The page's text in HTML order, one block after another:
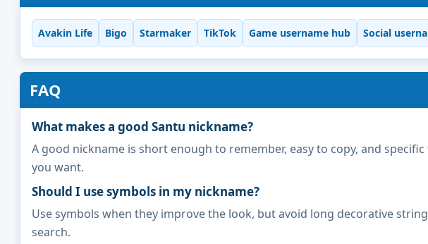
Avakin Life Bigo Starmaker TikTok Game username hub Social
FAQ
What makes a good Santu nickname?
A good nickname is short enough to remember, easy to copy, and
you want.
Should I use symbols in my nickname?
Use symbols when they improve the look, but avoid long decorative
search.